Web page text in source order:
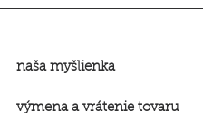
naša myšlienka
výmena a vrátenie tovaru